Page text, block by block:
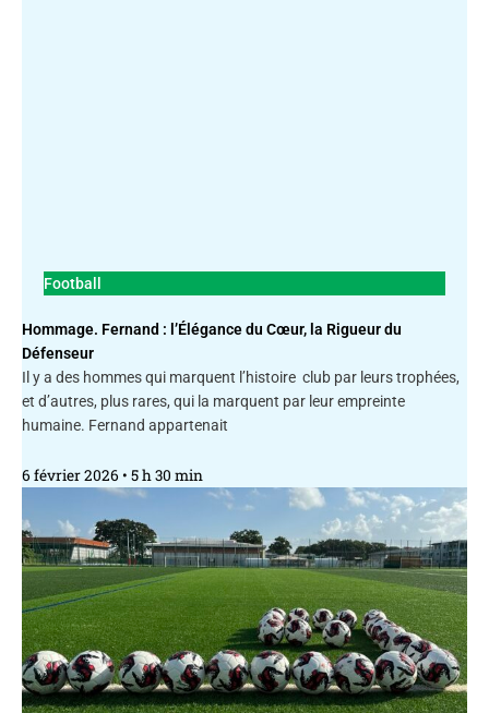
Football
Hommage. Fernand : l’Élégance du Cœur, la Rigueur du
Défenseur
Il y a des hommes qui marquent l’histoire club par leurs trophées,
et d’autres, plus rares, qui la marquent par leur empreinte
humaine. Fernand appartenait
6 février 2026 5 h 30 min